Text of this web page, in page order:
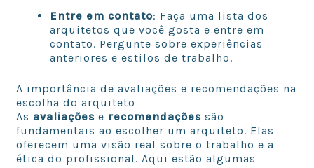
Entre em contato: Faça uma lista dos
arquitetos que você gosta e entre em
contato. Pergunte sobre experiências
anteriores e estilos de trabalho.
A importância de avaliações e recomendações na
escolha do arquiteto
As avaliações e recomendações são
fundamentais ao escolher um arquiteto. Elas
oferecem uma visão real sobre o trabalho e a
ética do profissional. Aqui estão algumas